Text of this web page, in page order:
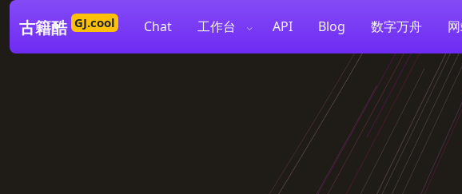
古籍酷 GJ.cool Chat 工作台 API Blog 数字万舟